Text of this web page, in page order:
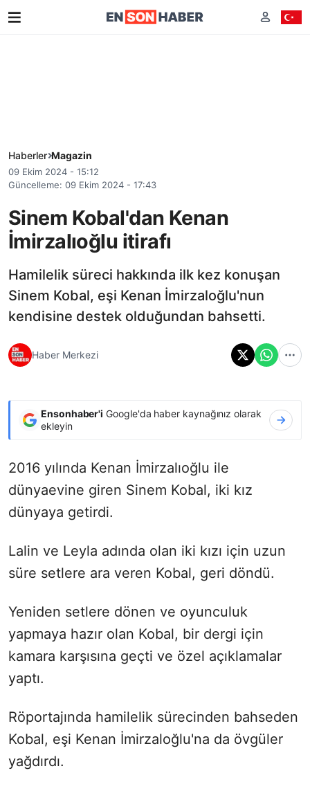
Haberler Magazin
09 Ekim 2024 - 15:12
Güncelleme: 09 Ekim 2024 - 17:43
Sinem Kobal'dan Kenan
İmirzalıoğlu itirafı
Hamilelik süreci hakkında ilk kez konuşan
Sinem Kobal, eşi Kenan İmirzaloğlu'nun
kendisine destek olduğundan bahsetti.
Haber Merkezi
Ensonhaber'i Google'da haber kaynağınız olarak
ekleyin
2016 yılında Kenan İmirzalıoğlu ile
dünyaevine giren Sinem Kobal, iki kız
dünyaya getirdi.
Lalin ve Leyla adında olan iki kızı için uzun
süre setlere ara veren Kobal, geri döndü.
Yeniden setlere dönen ve oyunculuk
yapmaya hazır olan Kobal, bir dergi için
kamara karşısına geçti ve özel açıklamalar
yaptı.
Röportajında hamilelik sürecinden bahseden
Kobal, eşi Kenan İmirzaloğlu'na da övgüler
yağdırdı.